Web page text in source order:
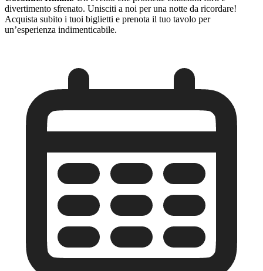
divertimento sfrenato. Unisciti a noi per una notte da ricordare!
Acquista subito i tuoi biglietti e prenota il tuo tavolo per
un’esperienza indimenticabile.